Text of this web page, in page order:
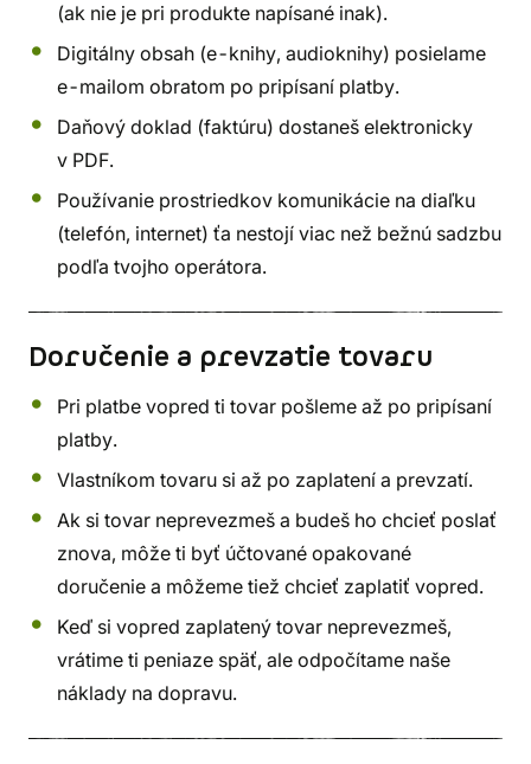
(ak nie je pri produkte napísané inak).
Digitálny obsah (e-knihy, audioknihy) posielame
e-mailom obratom po pripísaní platby.
Daňový doklad (faktúru) dostaneš elektronicky
v PDF.
Používanie prostriedkov komunikácie na diaľku
(telefón, internet) ťa nestojí viac než bežnú sadzbu
podľa tvojho operátora.
Doručenie a prevzatie tovaru
Pri platbe vopred ti tovar pošleme až po pripísaní
platby.
Vlastníkom tovaru si až po zaplatení a prevzatí.
Ak si tovar neprevezmeš a budeš ho chcieť poslať
znova, môže ti byť účtované opakované
doručenie a môžeme tiež chcieť zaplatiť vopred.
Keď si vopred zaplatený tovar neprevezmeš,
vrátime ti peniaze späť, ale odpočítame naše
náklady na dopravu.